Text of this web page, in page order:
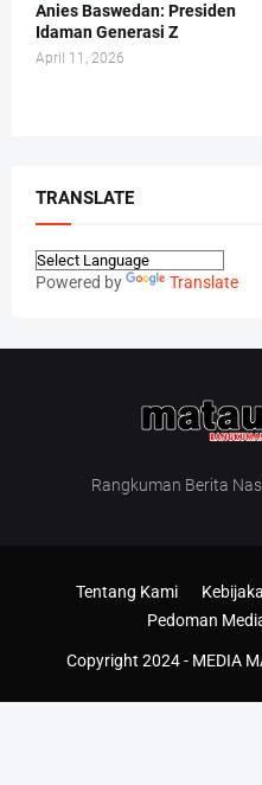
Anies Baswedan: Presiden
Idaman Generasi Z
April 11, 2026
TRANSLATE
Powered by Translate
Rangkuman Berita
Copyright 2024 - MEDIA
Tentang Kami
Pedoman